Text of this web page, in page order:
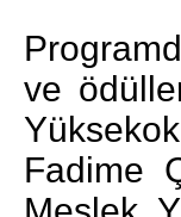
ve
Fadime